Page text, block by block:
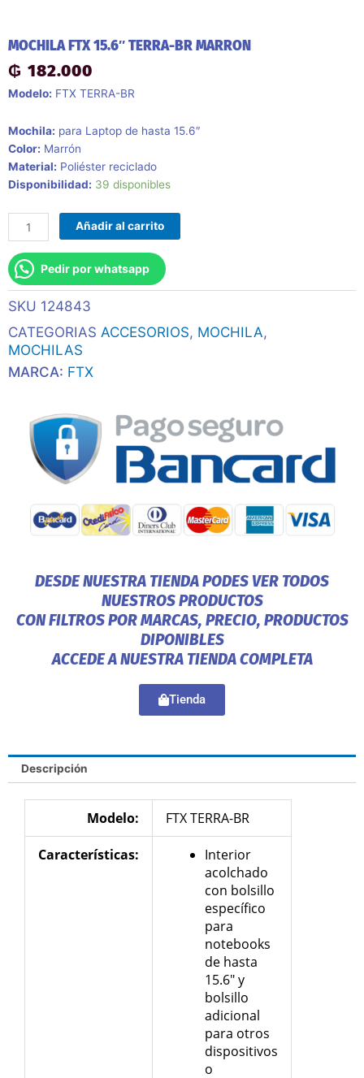
MOCHILA FTX 15.6″ TERRA-BR MARRON
₲ 182.000
Modelo: FTX TERRA-BR
Mochila: para Laptop de hasta 15.6″
Color: Marrón
Material: Poliéster reciclado
Disponibilidad: 39 disponibles
Mochila
Terra-
Br
Marron
cantidad
Añadir al carrito
Pedir por whatsapp
SKU 124843
CATEGORIAS ACCESORIOS, MOCHILA,
MOCHILAS
MARCA: FTX
DESDE NUESTRA TIENDA PODES VER TODOS
NUESTROS PRODUCTOS
CON FILTROS POR MARCAS, PRECIO, PRODUCTOS
DIPONIBLES
ACCEDE A NUESTRA TIENDA COMPLETA
Tienda
Descripción
Modelo: FTX TERRA-BR
Características:
Interior
acolchado
con bolsillo
específico
para
notebooks
de hasta
15.6″ y
bolsillo
adicional
para otros
dispositivos
o